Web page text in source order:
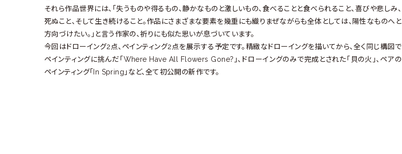
それら作品世界には、「失うものや得るもの、静かなものと激しいもの、食べることと食べられること、喜びや悲しみ、
死ぬこと、そして生き続けること。作品にさまざまな要素を幾重にも織りまぜながらも全体としては、陽性なものへと
方向づけたい。」と言う作家の、祈りにも似た思いが息づいています。
今回はドローイング2点、ペインティング2点を展示する予定です。精緻なドローイングを描いてから、全く同じ構図で
ペインティングに挑んだ「Where Have All Flowers Gone?」、ドローイングのみで完成とされた「貝の火」、ペアの
ペインティング「In Spring」など、全て初公開の新作です。